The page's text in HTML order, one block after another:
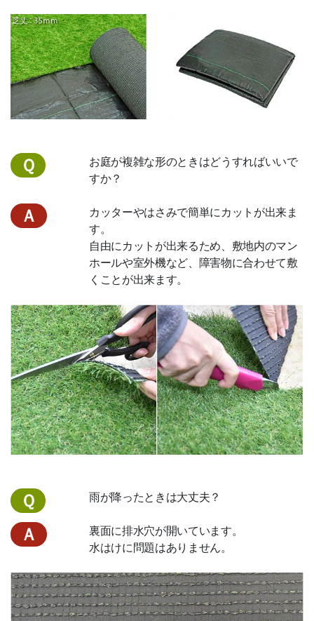
Ｑ
お庭が複雑な形のときはどうすればいいで
すか？
Ａ
カッターやはさみで簡単にカットが出来ま
す。
自由にカットが出来るため、敷地内のマン
ホールや室外機など、障害物に合わせて敷
くことが出来ます。
Ｑ 雨が降ったときは大丈夫？
Ａ
裏面に排水穴が開いています。
水はけに問題はありません。